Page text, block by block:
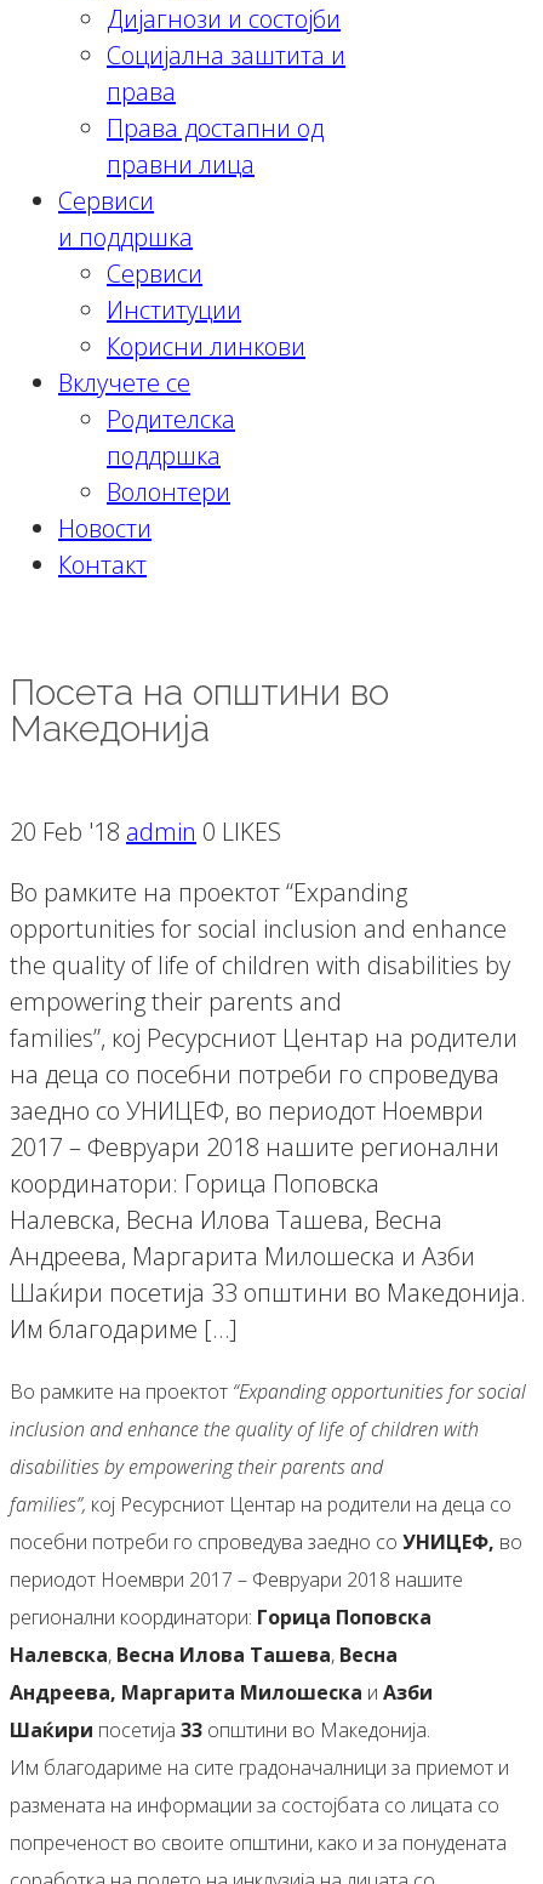
Дијагнози и состојби
Социјална заштита и
права
Права достапни од
правни лица
Сервиси
и поддршка
Сервиси
Институции
Корисни линкови
Вклучете се
Родителска
поддршка
Волонтери
Новости
Контакт
Посета на општини во
Македонија
20 Feb '18 admin 0 LIKES
Во рамките на проектот “Expanding
opportunities for social inclusion and enhance
the quality of life of children with disabilities by
empowering their parents and
families”, кој Ресурсниот Центар на родители
на деца со посебни потреби го спроведува
заедно со УНИЦЕФ, во периодот Ноември
2017 – Февруари 2018 нашите регионални
координатори: Горица Поповска
Налевска, Весна Илова Ташева, Весна
Андреева, Маргарита Милошеска и Азби
Шаќири посетија 33 општини во Македонија.
Им благодариме […]
Во рамките на проектот “Expanding opportunities for social
inclusion and enhance the quality of life of children with
disabilities by empowering their parents and
families”, кој Ресурсниот Центар на родители на деца со
посебни потреби го спроведува заедно со УНИЦЕФ, во
периодот Ноември 2017 – Февруари 2018 нашите
регионални координатори: Горица Поповска
Налевска, Весна Илова Ташева, Весна
Андреева, Маргарита Милошеска и Азби
Шаќири посетија 33 општини во Македонија.
Им благодариме на сите градоначалници за приемот и
размената на информации за состојбата со лицата со
попреченост во своите општини, како и за понудената